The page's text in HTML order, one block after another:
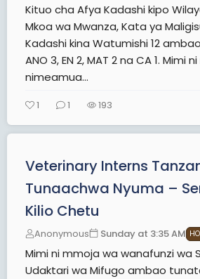
Kituo cha Afya Kadashi kipo
Mkoa wa Mwanza, Kata ya
Kadashi kina Watumishi 12 ambao
ANO 3, EN 2, MAT 2 na CA 1. Mimi
nimeamua...
1 1 193
Veterinary Interns
Tunaachwa Nyuma –
Kilio Chetu
Anonymous Sunday at 3:35 AM
Mimi ni mmoja wa wanafunzi wa
Udaktari wa Mifugo ambao